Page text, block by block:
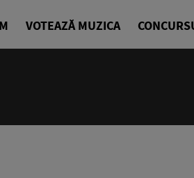
VOTEAZĂ MUZICA